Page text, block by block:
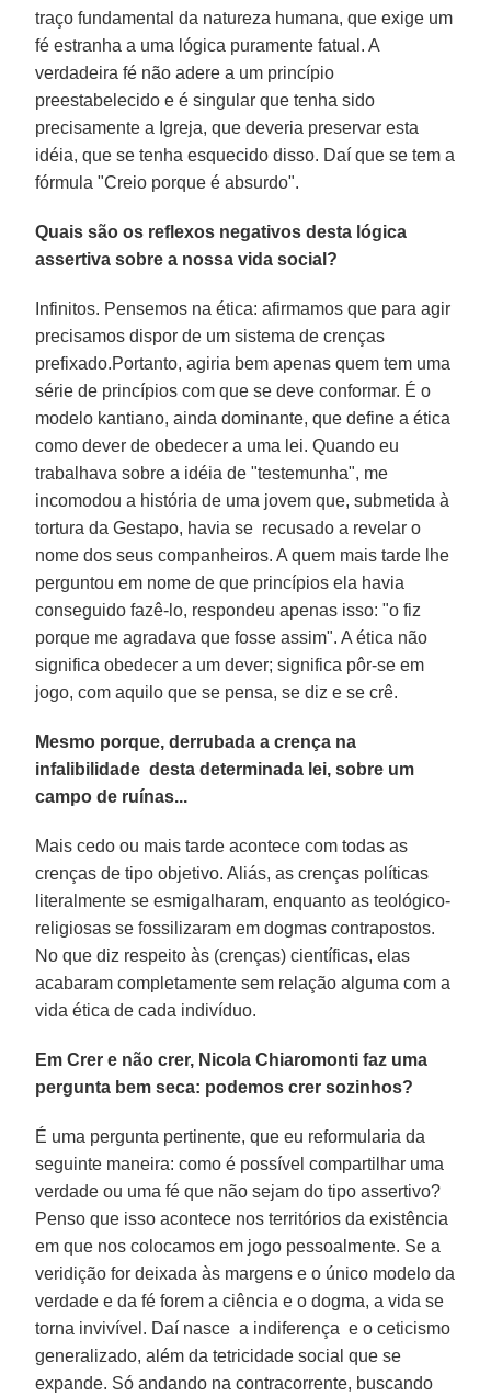
traço fundamental da natureza humana, que exige um
fé estranha a uma lógica puramente fatual. A
verdadeira fé não adere a um princípio
preestabelecido e é singular que tenha sido
precisamente a Igreja, que deveria preservar esta
idéia, que se tenha esquecido disso. Daí que se tem a
fórmula "Creio porque é absurdo".
Quais são os reflexos negativos desta lógica
assertiva sobre a nossa vida social?
Infinitos. Pensemos na ética: afirmamos que para agir
precisamos dispor de um sistema de crenças
prefixado.Portanto, agiria bem apenas quem tem uma
série de princípios com que se deve conformar. É o
modelo kantiano, ainda dominante, que define a ética
como dever de obedecer a uma lei. Quando eu
trabalhava sobre a idéia de "testemunha", me
incomodou a história de uma jovem que, submetida à
tortura da Gestapo, havia se recusado a revelar o
nome dos seus companheiros. A quem mais tarde lhe
perguntou em nome de que princípios ela havia
conseguido fazê-lo, respondeu apenas isso: "o fiz
porque me agradava que fosse assim". A ética não
significa obedecer a um dever; significa pôr-se em
jogo, com aquilo que se pensa, se diz e se crê.
Mesmo porque, derrubada a crença na
infalibilidade desta determinada lei, sobre um
campo de ruínas...
Mais cedo ou mais tarde acontece com todas as
crenças de tipo objetivo. Aliás, as crenças políticas
literalmente se esmigalharam, enquanto as teológico-
religiosas se fossilizaram em dogmas contrapostos.
No que diz respeito às (crenças) científicas, elas
acabaram completamente sem relação alguma com a
vida ética de cada indivíduo.
Em Crer e não crer, Nicola Chiaromonti faz uma
pergunta bem seca: podemos crer sozinhos?
É uma pergunta pertinente, que eu reformularia da
seguinte maneira: como é possível compartilhar uma
verdade ou uma fé que não sejam do tipo assertivo?
Penso que isso acontece nos territórios da existência
em que nos colocamos em jogo pessoalmente. Se a
veridição for deixada às margens e o único modelo da
verdade e da fé forem a ciência e o dogma, a vida se
torna invivível. Daí nasce a indiferença e o ceticismo
generalizado, além da tetricidade social que se
expande. Só andando na contracorrente, buscando